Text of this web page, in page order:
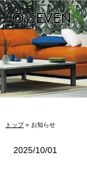
トップ» お知らせ
2025/10/01